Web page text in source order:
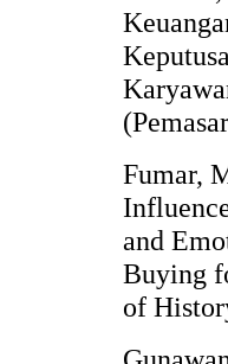
Fumar,
and
Buying
of